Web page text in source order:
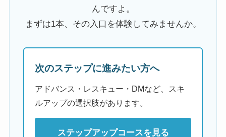
んですよ。
まずは1本、その入口を体験してみませんか。
次のステップに進みたい方へ
アドバンス・レスキュー・DMなど、スキ
ルアップの選択肢があります。
ステップアップコースを見る